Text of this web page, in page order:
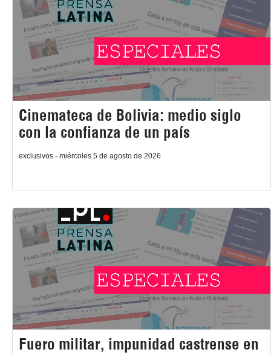
Cinemateca de Bolivia: medio siglo
con la confianza de un país
exclusivos - miércoles 5 de agosto de 2026
Fuero militar, impunidad castrense en